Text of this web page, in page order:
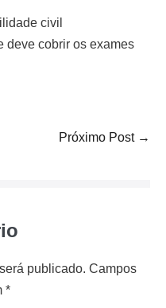
civil
deve cobrir os exames
Próximo Post →
publicado. Campos
*